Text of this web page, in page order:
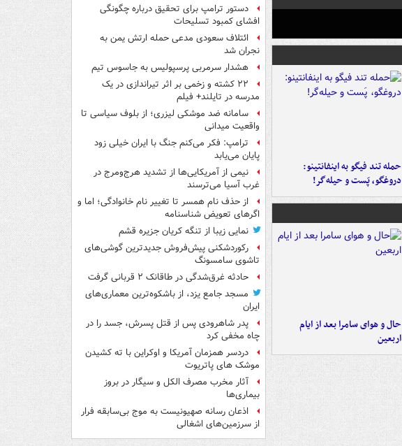
حمله تند فیگو به اینفانتینو:
دروغگو، پَست‌ و حیله‌گر!
حال و هوای سامرا بعد از ایام
اربعین
دستور ترامپ برای تحقیق درباره چگونگی
افشای کمبود تسلیحات
ائتلاف سعودی مدعی حمله ارتش یمن به
نجران شد
هشدار سرمربی پرسپولیس به جاسوس تیم
۲۲ کشته و زخمی بر اثر تیراندازی در یک
مدرسه در تایلند+ فیلم
سامانه ضد موشکی لیزری؛ از بلوف سیاسی تا
واقعیت میدانی
ترامپ: فکر می‌کنم جنگ با ایران خیلی زود
پایان می‌یابد
نیمی از آمریکایی‌ها از تشدید هرج‌ومرج در
غرب آسیا می‌ترسند
از حذف نام همسر تا تغییر نام خانوادگی؛ اما و
اگرهای تعویض شناسنامه
نمایی زیبا از تنگه کریان جزیره قشم
رکوردشکنی پیش‌فروش جدیدترین گوشی‌های
تاشوی سامسونگ
حادثه غرق‌شدگی در طاقانک ۲ قربانی گرفت
مسجد جامع یزد، از باشکوه‌ترین معماری‌های
ایران
پدر شاهرودی پس از قتل پسرش، جسد را در
چاه مخفی کرد
دردسر همزمان آمریکا و اوکراین با ته کشیدن
موشک های پاتریوت
آثار مخرب مصرف الکل و سیگار در بروز
بیماری‌ها
اذعان رسانه صهیونیست به موج بی‌سابقه فرار
از سرزمین‌های اشغالی